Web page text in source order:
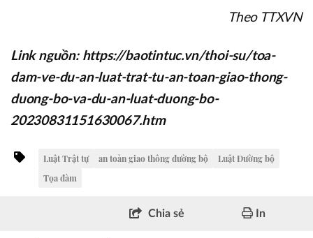
Theo TTXVN
Link nguồn: https://baotintuc.vn/thoi-su/toa-
dam-ve-du-an-luat-trat-tu-an-toan-giao-thong-
duong-bo-va-du-an-luat-duong-bo-
20230831151630067.htm
Luật Trật tự an toàn giao thông đường bộ
Luật Đường bộ
Tọa đàm
Chia sẻ In